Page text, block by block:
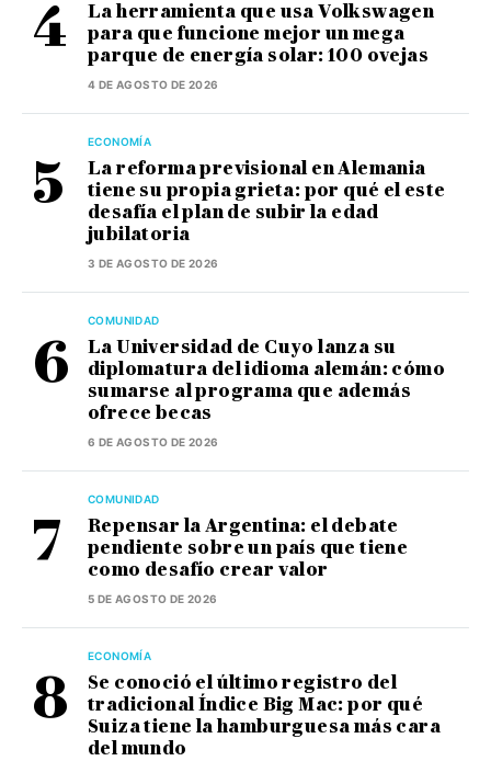
La herramienta que usa Volkswagen
para que funcione mejor un mega
parque de energía solar: 100 ovejas
4 DE AGOSTO DE 2026
ECONOMÍA
La reforma previsional en Alemania
tiene su propia grieta: por qué el este
desafía el plan de subir la edad
jubilatoria
3 DE AGOSTO DE 2026
COMUNIDAD
La Universidad de Cuyo lanza su
diplomatura del idioma alemán: cómo
sumarse al programa que además
ofrece becas
6 DE AGOSTO DE 2026
COMUNIDAD
Repensar la Argentina: el debate
pendiente sobre un país que tiene
como desafío crear valor
5 DE AGOSTO DE 2026
ECONOMÍA
Se conoció el último registro del
tradicional Índice Big Mac: por qué
Suiza tiene la hamburguesa más cara
del mundo